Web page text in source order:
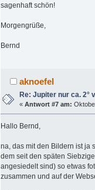
sagenhaft schön!
Morgengrüße,
Bernd
aknoefel
Re: Jupiter nur ca. 2°
«Antwort #7 am:
Hallo Bernd,
na, das mit den Bildern ist ja
dem seit den späten
angesiedelt sind) so etwas
zusammen und auf der